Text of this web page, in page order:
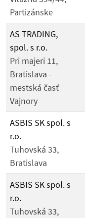
Partizánske
AS TRADING,
spol. s r.o.
Pri majeri 11,
Bratislava -
mestská časť
Vajnory
ASBIS SK spol. s
r.o.
Tuhovská 33,
Bratislava
ASBIS SK spol. s
r.o.
Tuhovská 33,